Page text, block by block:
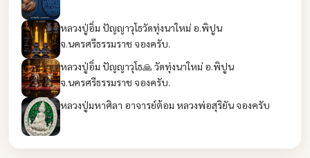
หลวงปู่อิ่ม ปัญญาวุโธวัดทุ่งนาใหม่ อ.พิปูน
จ.นครศรีธรรมราช จองครับ.
หลวงปู่อิ่ม ปัญญาวุโธ🙏 วัดทุ่งนาใหม่ อ.พิปูน
จ.นครศรีธรรมราช จองครับ.
หลวงปู่มหาศิลา อาจารย์ต้อม หลวงพ่อสุริยัน จองครับ